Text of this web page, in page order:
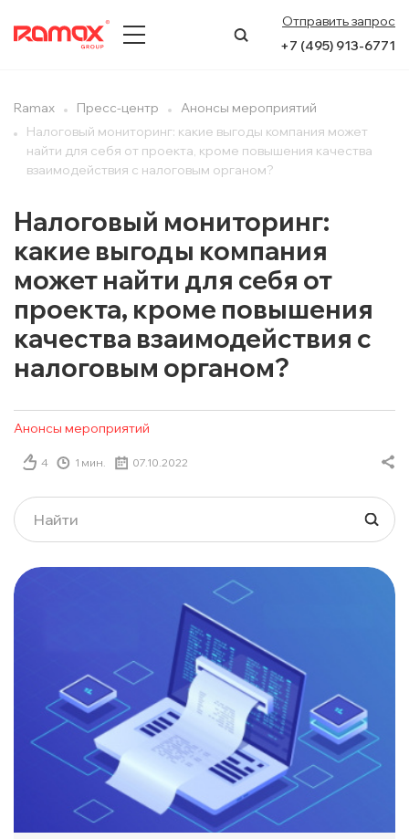
Отправить запрос
+7 (495) 913-6771
ПРЕСС-ЦЕНТР
УСЛУГИ
КЕЙСЫ
КОНТАКТЫ
Ramax Пресс-центр
Анонсы мероприятий
Налоговый мониторинг: какие выгоды компания может
найти для себя от проекта, кроме повышения качества
взаимодействия с налоговым органом?
Налоговый мониторинг:
какие выгоды компания
может найти для себя от
проекта, кроме повышения
качества взаимодействия с
налоговым органом?
Анонсы мероприятий
4 1 мин. 07.10.2022